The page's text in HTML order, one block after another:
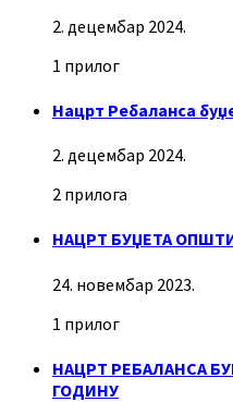
2. децембар 2024.
1 прилог
Нацрт Ребаланса
2. децембар 2024.
2 прилога
НАЦРТ БУЏЕТА
24. новембар 2023.
1 прилог
НАЦРТ РЕБАЛАНСА
ГОДИНУ